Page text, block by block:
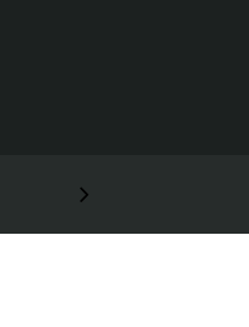
GET 10% OFF YOUR